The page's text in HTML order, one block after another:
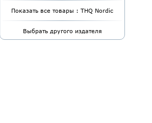
Показать все товары : THQ Nordic
Выбрать другого издателя